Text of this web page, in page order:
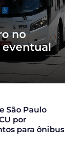
no
São Paulo
por
para ônibus